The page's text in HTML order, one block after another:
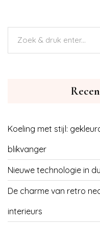
Koeling met stijl:
blikvanger
Nieuwe technologie in
De charme van retro
interieurs